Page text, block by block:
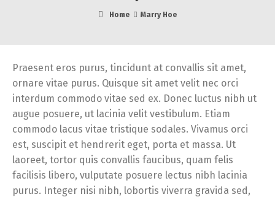
Home Marry Hoe
Praesent eros purus, tincidunt at convallis sit amet,
ornare vitae purus. Quisque sit amet velit nec orci
interdum commodo vitae sed ex. Donec luctus nibh ut
augue posuere, ut lacinia velit vestibulum. Etiam
commodo lacus vitae tristique sodales. Vivamus orci
est, suscipit et hendrerit eget, porta et massa. Ut
laoreet, tortor quis convallis faucibus, quam felis
facilisis libero, vulputate posuere lectus nibh lacinia
purus. Integer nisi nibh, lobortis viverra gravida sed,